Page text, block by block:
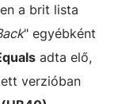
a brit lista
" egyébként
adta elő,
verzióban